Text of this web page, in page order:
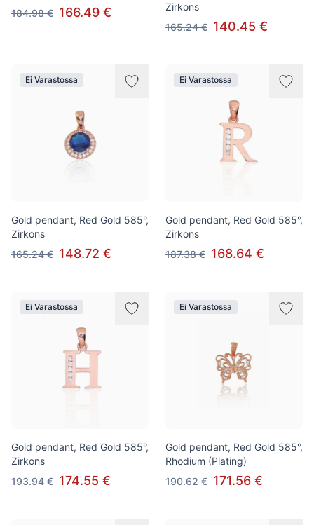
184.98 € 166.49 €
Zirkons
165.24 € 140.45 €
Ei Varastossa
Gold pendant, Red Gold 585°,
Zirkons
165.24 € 148.72 €
Ei Varastossa
Gold pendant, Red Gold 585°,
Zirkons
187.38 € 168.64 €
Ei Varastossa
Gold pendant, Red Gold 585°,
Zirkons
193.94 € 174.55 €
Ei Varastossa
Gold pendant, Red Gold 585°,
Rhodium (Plating)
190.62 € 171.56 €